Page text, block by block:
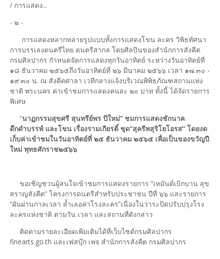
/ การแสดง...
- ๒ -
การแสดงหลากหลายรูปแบบทั้งการแสดงโขน ละคร วิพิธทัศนา
การบรรเลงดนตรีไทย ดนตรีสากล โดยศิลปินของสำนักการสังคีต
กรมศิลปากร กำหนดจัดการแสดงทุกวันอาทิตย์ ระหว่างวันอาทิตย์ที่
๑๘ ธันวาคม ๒๕๖๕ถึงวันอาทิตย์ที่ ๒๖ มีนาคม ๒๕๖๖ เวลา ๑๗.๓๐ -
๑๙.๓๐ น. ณ สังคีตศาลา เวทีกลางแจ้งบริเวณพิพิธภัณฑสถานแห่ง
ชาติ พระนคร ค่าเข้าชมการแสดงคนละ ๒๐ บาท ทั้งนี้ ได้จัดรายการ
พิเศษ
“นาฏกรรมสุขศรี สุนทรีย์พร ปีใหม่” ชมการแสดงชักนาค
ดึกดำบรรพ์ และโขน เรื่องรามเกียรติ์ ชุด“สุครีพสุริโยโอรส” โดยงด
เก็บค่าเข้าชมในวันอาทิตย์ที่ ๒๕ ธันวาคม ๒๕๖๕ เพื่อเป็นของขวัญปี
ใหม่ พุทธศักราช๒๕๖๖
ขอเชิญชวนผู้สนใจเข้าชมการแสดงรายการ “เหมันต์เบิกบาน สุข
สราญสังคีต” โครงการดนตรีสำหรับประชาชน ปีที่ ๖๖ และรายการ
“ผันผ่านกาลเวลา ล้ำเลอค่าโรงละคร”เนื่องในวาระปิดปรับปรุงโรง
ละครแห่งชาติ ตามวัน เวลา และสถานที่ดังกล่าว
ติดตามรายละเอียดเพิ่มเติมได้ที่เว็บไซต์กรมศิลปากร
finearts.go.th และเฟสบุ๊ก เพจ สำนักการสังคีต กรมศิลปากร